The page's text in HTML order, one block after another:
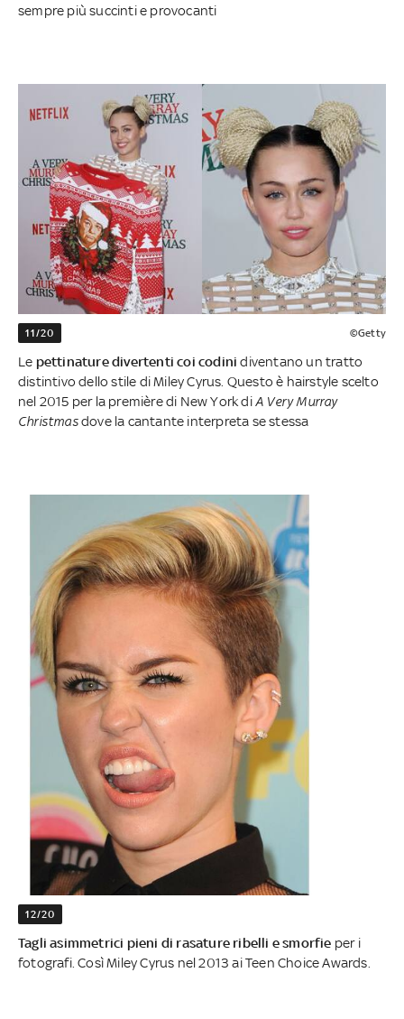
sempre più succinti e provocanti
11/20 ©Getty
Le pettinature divertenti coi codini diventano un tratto
distintivo dello stile di Miley Cyrus. Questo è hairstyle scelto
nel 2015 per la première di New York diA Very Murray
Christmasdove la cantante interpreta se stessa
12/20
Tagli asimmetrici pieni di rasature ribelli e smorfie per i
fotografi. Così Miley Cyrus nel 2013 ai Teen Choice Awards.